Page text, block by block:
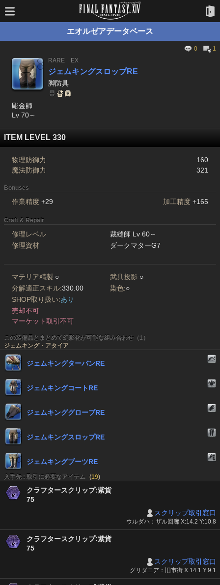
エオルゼアデータベース
0
1
RARE
EX
ジェムキングスロップRE
脚防具
彫金師
Lv 70～
ITEM LEVEL 330
物理防御力
160
魔法防御力
321
Bonuses
作業精度 +29 加工精度 +165
Craft & Repair
修理レベル
裁縫師 Lv 60～
修理資材
ダークマターG7
マテリア精製:○ 武具投影:○
分解適正スキル:330.00 染色:○
SHOP取り扱い:あり
売却不可
マーケット取引不可
この装備品とまとめて幻影化が可能な組み合わせ（1）
ジェムキング・アタイア
ジェムキングターバンRE
ジェムキングコートRE
ジェムキンググローブRE
ジェムキングスロップRE
ジェムキングブーツRE
入手先 : 取引に必要なアイテム (19)
クラフタースクリップ:紫貨
75
スクリップ取引窓口
ウルダハ：ザル回廊 X:14.2 Y:10.8
クラフタースクリップ:紫貨
75
スクリップ取引窓口
グリダニア：旧市街 X:14.1 Y:9.1